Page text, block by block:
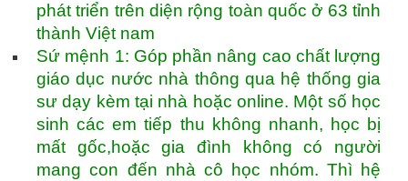
phát triển trên diện rộng toàn quốc ở 63 tỉnh
thành Việt nam
Sứ mệnh 1: Góp phần nâng cao chất lượng
giáo dục nước nhà thông qua hệ thống gia
sư dạy kèm tại nhà hoặc online. Một số học
sinh các em tiếp thu không nhanh, học bị
mất gốc,hoặc gia đình không có người
mang con đến nhà cô học nhóm. Thì hệ